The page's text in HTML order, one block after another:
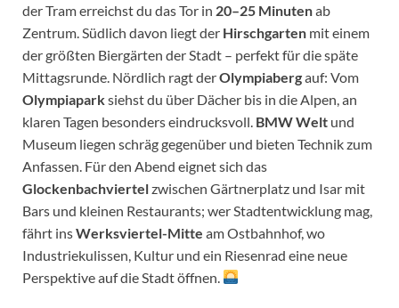
der Tram erreichst du das Tor in 20–25 Minutenab
Zentrum. Südlich davon liegt der Hirschgarten mit einem
der größten Biergärten der Stadt – perfekt für die späte
Mittagsrunde. Nördlich ragt derOlympiabergauf: Vom
Olympiaparksiehst du über Dächer bis in die Alpen, an
klaren Tagen besonders eindrucksvoll. BMW Welt und
Museum liegen schräg gegenüber und bieten Technik zum
Anfassen. Für den Abend eignet sich das
Glockenbachviertelzwischen Gärtnerplatz und Isar mit
Bars und kleinen Restaurants; wer Stadtentwicklung mag,
fährt insWerksviertel-Mitte am Ostbahnhof, wo
Industriekulissen, Kultur und ein Riesenrad eine neue
Perspektive auf die Stadt öffnen.